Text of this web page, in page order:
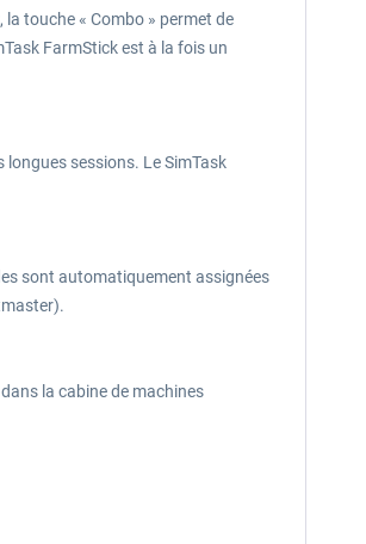
touche « Combo » permet de
FarmStick est à la fois un
sessions. Le SimTask
sont automatiquement assignées
la cabine de machines